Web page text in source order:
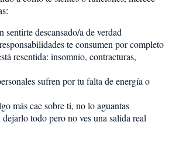
sentirte descansado/a de verdad
te consumen por completo
resentida: insomnio, contracturas,
sufren por tu falta de energía o
más cae sobre ti, no lo aguantas
dejarlo todo pero no ves una salida real